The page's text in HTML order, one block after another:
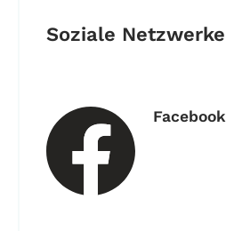
Soziale Netzwerke
Facebook